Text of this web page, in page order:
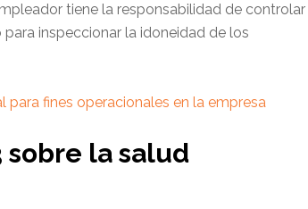
tiene la responsabilidad de controlar
inspeccionar la idoneidad de los
para fines operacionales en la empresa
sobre la salud